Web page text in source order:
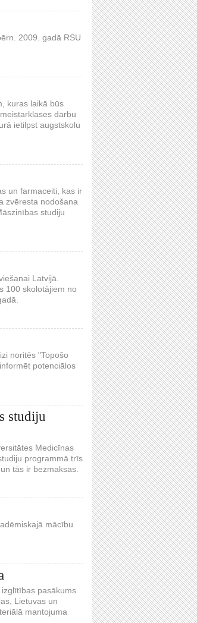
2009. gadā RSU
kuras laikā būs
darbu
ietilpst augstskolu
un farmaceiti, kas ir
zvēresta nodošana
studiju
Latvijā.
100 skolotājiem no
noritēs "Topošo
potenciālos
studiju
Medicīnas
programmā trīs
tās ir bezmaksas.
mācību
pasākums
Lietuvas un
mantojuma